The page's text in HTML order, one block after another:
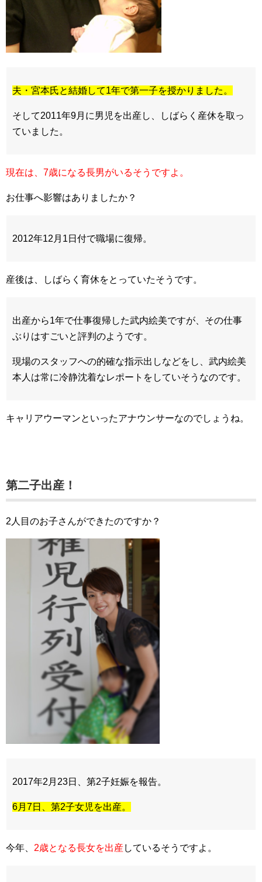
夫・宮本氏と結婚して1年で第一子を授かりました。
そして2011年9月に男児を出産し、しばらく産休を取っ
ていました。
現在は、7歳になる長男がいるそうですよ。
お仕事へ影響はありましたか？
2012年12月1日付で職場に復帰。
産後は、しばらく育休をとっていたそうです。
出産から1年で仕事復帰した武内絵美ですが、その仕事
ぶりはすごいと評判のようです。
現場のスタッフへの的確な指示出しなどをし、武内絵美
本人は常に冷静沈着なレポートをしていそうなのです。
キャリアウーマンといったアナウンサーなのでしょうね。
第二子出産！
2人目のお子さんができたのですか？
2017年2月23日、第2子妊娠を報告。
6月7日、第2子女児を出産。
今年、 2歳となる長女を出産しているそうですよ。